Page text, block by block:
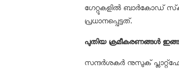
ഗേറ്റുകളിൽ ബാർകോഡ്
പ്രധാനപ്പെട്ടത്.
പുതിയ ക്രമീകരണങ്ങൾ
സന്ദർശകർ നുസുക്